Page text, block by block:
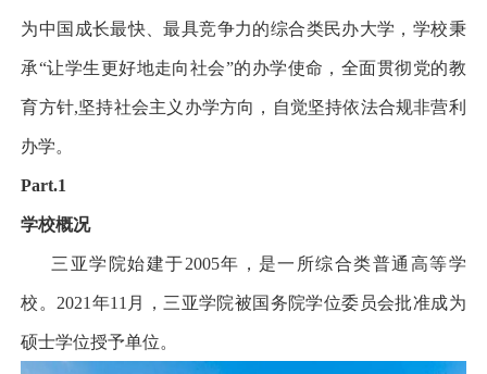
为中国成长最快、最具竞争力的综合类民办大学，学校秉
承“让学生更好地走向社会”的办学使命，全面贯彻党的教
育方针,坚持社会主义办学方向，自觉坚持依法合规非营利
办学。
Part.1
学校概况
三亚学院始建于2005年，是一所综合类普通高等学
校。 2021 年11 月，三亚学院被国务院学位委员会批准成为
硕士学位授予单位。